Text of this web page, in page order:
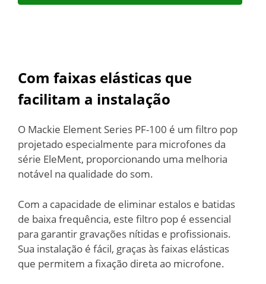
Com faixas elásticas que
facilitam a instalação
O Mackie Element Series PF-100 é um filtro pop
projetado especialmente para microfones da
série EleMent, proporcionando uma melhoria
notável na qualidade do som.
Com a capacidade de eliminar estalos e batidas
de baixa frequência, este filtro pop é essencial
para garantir gravações nítidas e profissionais.
Sua instalação é fácil, graças às faixas elásticas
que permitem a fixação direta ao microfone.